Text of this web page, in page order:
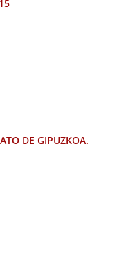
DE GIPUZKOA.